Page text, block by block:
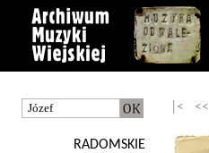
RADOMSKIE
|< <<